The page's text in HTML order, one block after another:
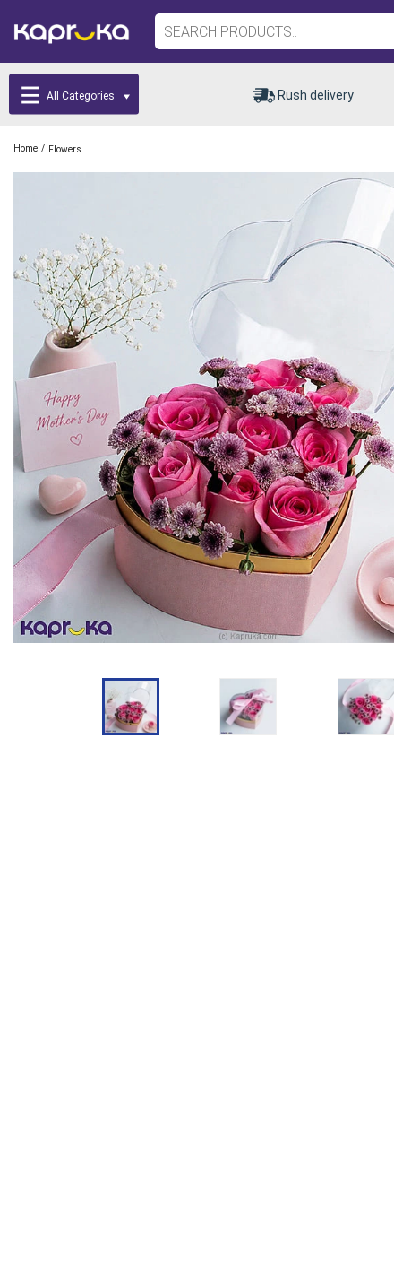
All Categories Rush delivery
Home / Flowers